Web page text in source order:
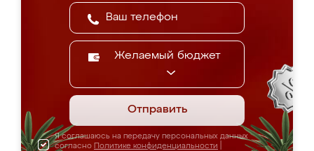
Желаемый бюджет
Отправить
Я соглашаюсь на передачу персональных данных
согласно Политике конфиденциальности